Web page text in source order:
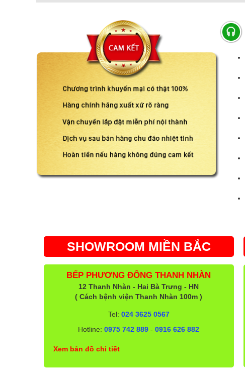
SHOWROOM MIỀN BẮC
BẾP PHƯƠNG ĐÔNG THANH NHÀN
12 Thanh Nhàn - Hai Bà Trưng - HN
( Cách bệnh viện Thanh Nhàn 100m )
Tel: 024 3625 0567
Hotline:0975 742 889 -0916 626 882
Xem bản đồ chi tiết